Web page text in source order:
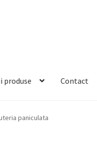
produse Contact
paniculata